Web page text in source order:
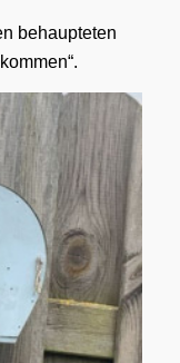
behaupteten